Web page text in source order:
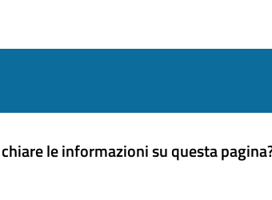
le informazioni su questa